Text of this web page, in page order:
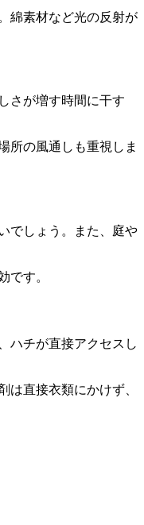
綿素材など光の反射が
さが増す時間に干す
所の風通しも重視しま
でしょう。また、庭や
です。
ハチが直接アクセスし
直接衣類にかけず、